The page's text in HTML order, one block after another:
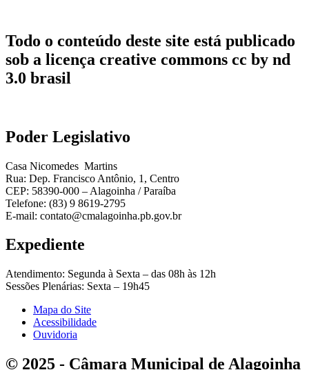
Todo o conteúdo deste site está publicado
sob a licença creative commons cc by nd
3.0 brasil
Poder Legislativo
Casa Nicomedes Martins
Rua: Dep. Francisco Antônio, 1, Centro
CEP: 58390-000 – Alagoinha / Paraíba
Telefone: (83) 9 8619-2795
E-mail: contato@cmalagoinha.pb.gov.br
Expediente
Atendimento: Segunda à Sexta – das 08h às 12h
Sessões Plenárias: Sexta – 19h45
Mapa do Site
Acessibilidade
Ouvidoria
© 2025 - Câmara Municipal de Alagoinha